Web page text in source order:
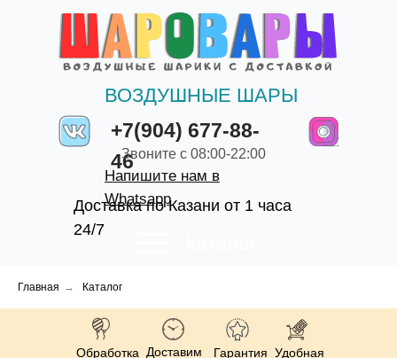
+7(904) 677-88-
46
ВОЗДУШНЫЕ ШАРЫ
Доставка по Казани от 1 часа
24/7
Звоните с 08:00-22:00
Напишите нам в
Whatsapp
Главная → Каталог
Обработка
Доставим
Гарантия Удобная